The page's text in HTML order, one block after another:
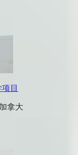
目
拿大